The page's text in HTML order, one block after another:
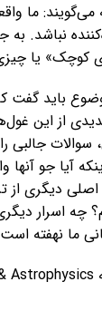
ما
نباشد.
کوچک» یا
باید گفت
از این
سوالات جالبی
آیا جو آنها
دیگری از
چه اسرار
ما نهفته